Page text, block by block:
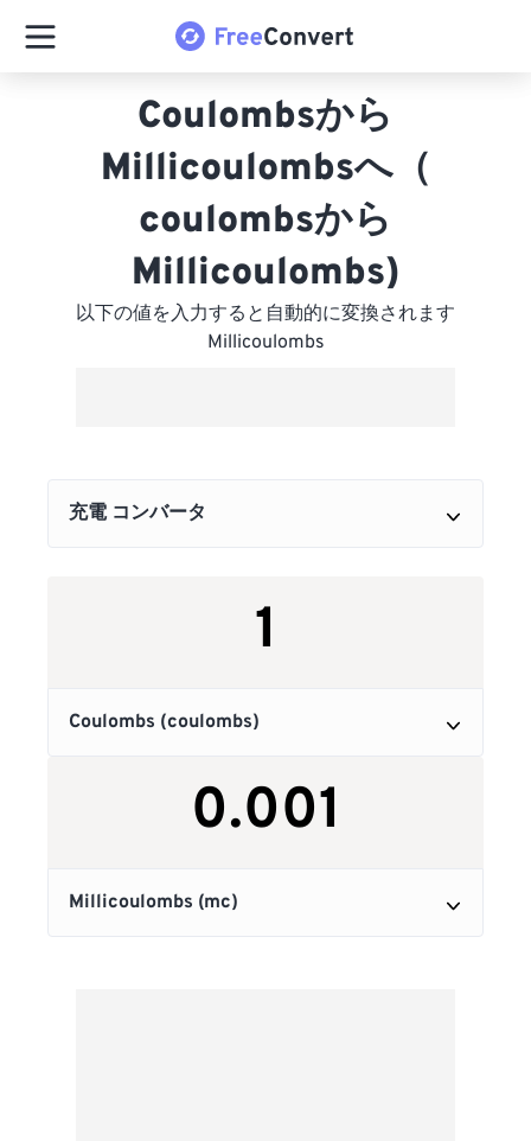
Coulombsから
Millicoulombsへ（
coulombsから
Millicoulombs)
以下の値を入力すると自動的に変換されます
Millicoulombs